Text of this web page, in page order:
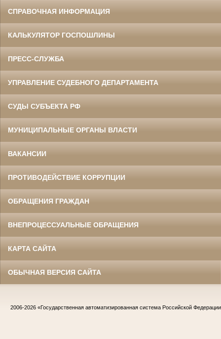
СПРАВОЧНАЯ ИНФОРМАЦИЯ
КАЛЬКУЛЯТОР ГОСПОШЛИНЫ
ПРЕСС-СЛУЖБА
УПРАВЛЕНИЕ СУДЕБНОГО ДЕПАРТАМЕНТА
СУДЫ СУБЪЕКТА РФ
МУНИЦИПАЛЬНЫЕ ОРГАНЫ ВЛАСТИ
ВАКАНСИИ
ПРОТИВОДЕЙСТВИЕ КОРРУПЦИИ
ОБРАЩЕНИЯ ГРАЖДАН
ВНЕПРОЦЕССУАЛЬНЫЕ ОБРАЩЕНИЯ
КАРТА САЙТА
ОБЫЧНАЯ ВЕРСИЯ САЙТА
2006-2026 «Государственная автоматизированная система Российской